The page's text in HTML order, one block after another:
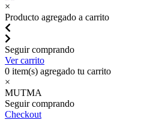
×
Producto agregado a carrito
Seguir comprando
Ver carrito
0 item(s) agregado tu carrito
×
MUTMA
Seguir comprando
Checkout